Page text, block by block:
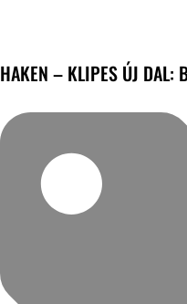
HAKEN – KLIPES ÚJ DAL: